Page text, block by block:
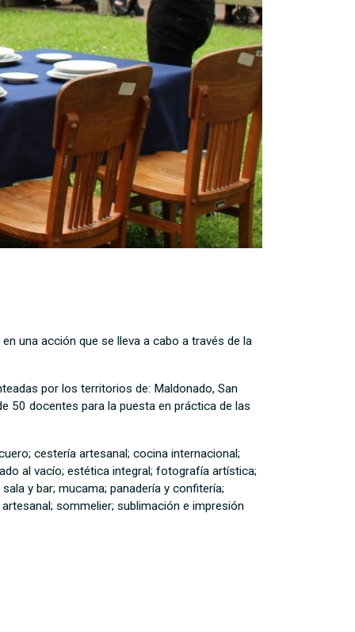
una acción que se lleva a cabo a través de la
por los territorios de: Maldonado, San
50 docentes para la puesta en práctica de las
cestería artesanal; cocina internacional;
al vacío; estética integral; fotografía artística;
y bar; mucama; panadería y confitería;
sommelier; sublimación e impresión